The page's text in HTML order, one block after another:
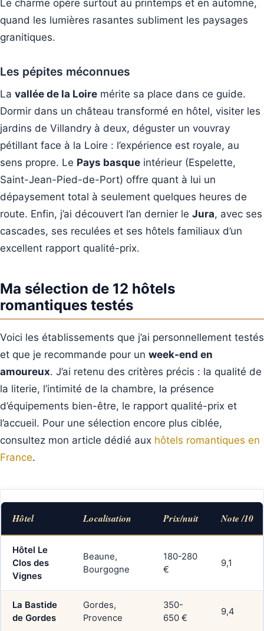
Le charme opère surtout au printemps et en automne,
quand les lumières rasantes subliment les paysages
granitiques.
Les pépites méconnues
La vallée de la Loire mérite sa place dans ce guide.
Dormir dans un château transformé en hôtel, visiter les
jardins de Villandry à deux, déguster un vouvray
pétillant face à la Loire : l’expérience est royale, au
sens propre. Le Pays basque intérieur (Espelette,
Saint-Jean-Pied-de-Port) offre quant à lui un
dépaysement total à seulement quelques heures de
route. Enfin, j’ai découvert l’an dernier le Jura, avec ses
cascades, ses reculées et ses hôtels familiaux d’un
excellent rapport qualité-prix.
Ma sélection de 12 hôtels
romantiques testés
Voici les établissements que j’ai personnellement testés
et que je recommande pour un week-end en
amoureux. J’ai retenu des critères précis : la qualité de
la literie, l’intimité de la chambre, la présence
d’équipements bien-être, le rapport qualité-prix et
l’accueil. Pour une sélection encore plus ciblée,
consultez mon article dédié aux hôtels romantiques en
France.
Hôtel Localisation Prix/nuit Note /10
Hôtel Le
Clos des
Vignes
Beaune,
Bourgogne
180-280
€
9,1
La Bastide
de Gordes
Gordes,
Provence
350-
650 €
9,4